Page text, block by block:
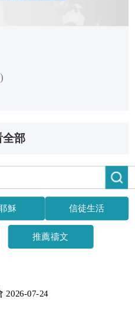
全部
穌 信徒生活
推薦禱文
2026-07-24